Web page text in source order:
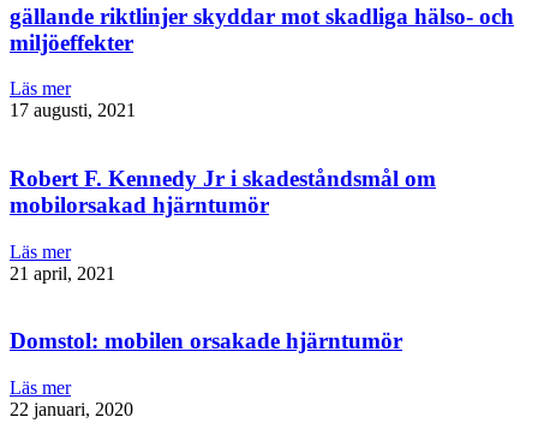
gällande riktlinjer skyddar mot skadliga hälso- och
miljöeffekter
Läs mer
17 augusti, 2021
Robert F. Kennedy Jr i skadeståndsmål om
mobilorsakad hjärntumör
Läs mer
21 april, 2021
Domstol: mobilen orsakade hjärntumör
Läs mer
22 januari, 2020